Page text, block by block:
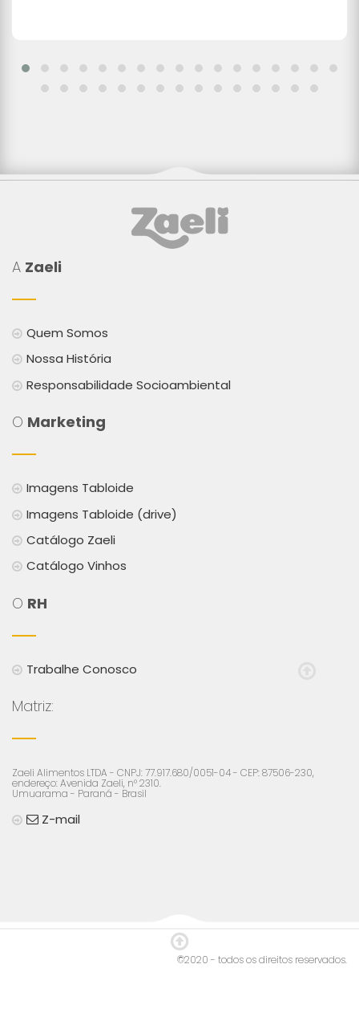
A Zaeli
Quem Somos
Nossa História
Responsabilidade Socioambiental
O Marketing
Imagens Tabloide
Imagens Tabloide (drive)
Catálogo Zaeli
Catálogo Vinhos
O RH
Trabalhe Conosco
Matriz:
Zaeli Alimentos LTDA - CNPJ: 77.917.680/0051-04 - CEP: 87506-230,
endereço: Avenida Zaeli, n° 2310.
Umuarama - Paraná - Brasil
Z-mail
©2020 - todos os direitos reservados.